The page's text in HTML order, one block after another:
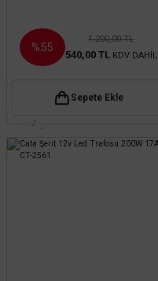
%55
1.200,00 TL
540,00 TL KDV DAHİL
Sepete Ekle